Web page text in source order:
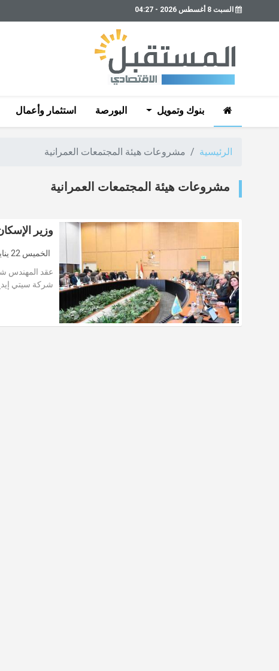
السبت 8 أغسطس 2026 - 04:27
بنوك وتمويل البورصة استثمار وأعمال
الرئيسية مشروعات هيئة المجتمعات العمرانية
مشروعات هيئة المجتمعات العمرانية
وزير
الخميس 22 يناير 2026
عقد المهندس
شركة سيتي